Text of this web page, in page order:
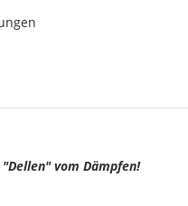
vom Dämpfen!